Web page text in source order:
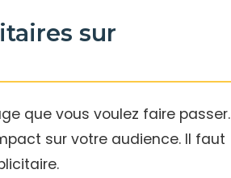
sur
que vous voulez faire passer.
sur votre audience. Il faut